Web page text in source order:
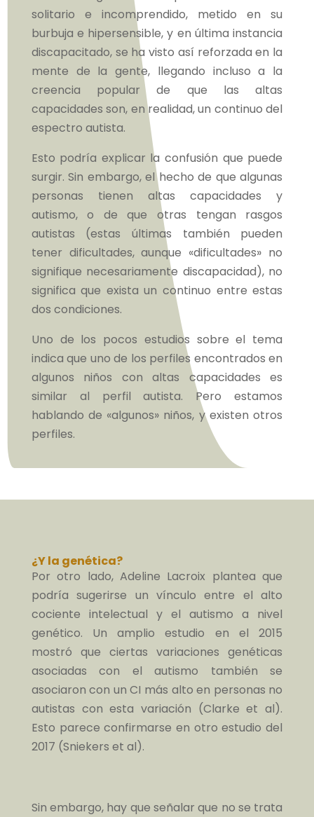
solitario e incomprendido, metido en su
burbuja e hipersensible, y en última instancia
discapacitado, se ha visto así reforzada en la
mente de la gente, llegando incluso a la
creencia popular de que las altas
capacidades son, en realidad, un continuo del
espectro autista.
Esto podría explicar la confusión que puede
surgir. Sin embargo, el hecho de que algunas
personas tienen altas capacidades y
autismo, o de que otras tengan rasgos
autistas (estas últimas también pueden
tener dificultades, aunque «dificultades» no
signifique necesariamente discapacidad), no
significa que exista un continuo entre estas
dos condiciones.
Uno de los pocos estudios sobre el tema
indica que uno de los perfiles encontrados en
algunos niños con altas capacidades es
similar al perfil autista. Pero estamos
hablando de «algunos» niños, y existen otros
perfiles.
¿Y la genética?
Por otro lado, Adeline Lacroix plantea que
podría sugerirse un vínculo entre el alto
cociente intelectual y el autismo a nivel
genético. Un amplio estudio en el 2015
mostró que ciertas variaciones genéticas
asociadas con el autismo también se
asociaron con un CI más alto en personas no
autistas con esta variación (Clarke et al).
Esto parece confirmarse en otro estudio del
2017 (Sniekers et al).
Sin embargo, hay que señalar que no se trata